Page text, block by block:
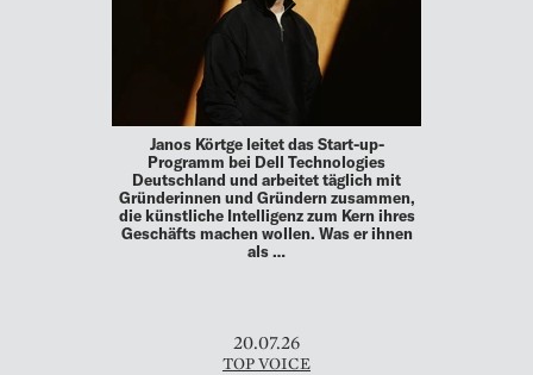
Janos Körtge leitet das Start-up-
Programm bei Dell Technologies
Deutschland und arbeitet täglich mit
Gründerinnen und Gründern zusammen,
die künstliche Intelligenz zum Kern ihres
Geschäfts machen wollen. Was er ihnen
als …
20.07.26
TOP VOICE